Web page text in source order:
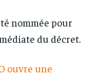
nommée pour
du décret.
ouvre une